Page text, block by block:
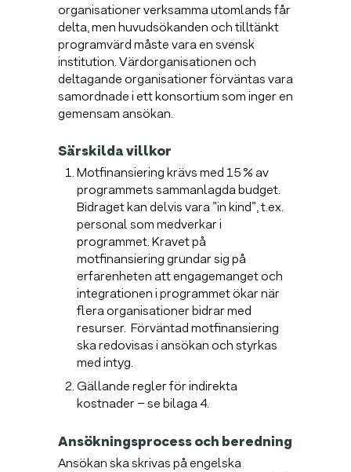
organisationer verksamma utomlands får
delta, men huvudsökanden och tilltänkt
programvärd måste vara en svensk
institution. Värdorganisationen och
deltagande organisationer förväntas vara
samordnade i ett konsortium som inger en
gemensam ansökan.
Särskilda villkor
Motfinansiering krävs med 15 % av
programmets sammanlagda budget.
Bidraget kan delvis vara ”in kind”, t.ex.
personal som medverkar i
programmet. Kravet på
motfinansiering grundar sig på
erfarenheten att engagemanget och
integrationen i programmet ökar när
flera organisationer bidrar med
resurser. Förväntad motfinansiering
ska redovisas i ansökan och styrkas
med intyg.
Gällande regler för indirekta
kostnader – se bilaga 4.
Ansökningsprocess och beredning
Ansökan ska skrivas på engelska